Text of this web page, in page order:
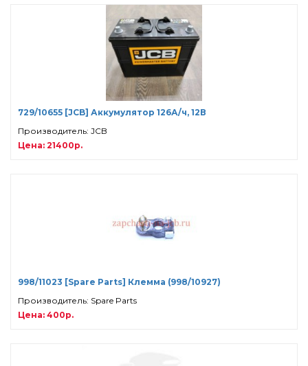
729/10655 [JCB] Аккумулятор 126А/ч, 12В
Производитель: JCB
Цена: 21400р.
998/11023 [Spare Parts] Клемма (998/10927)
Производитель: Spare Parts
Цена: 400р.